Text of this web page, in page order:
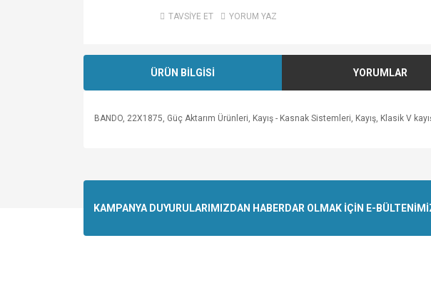
TAVSİYE ET YORUM YAZ
ÜRÜN BİLGİSİ YORUMLAR
BANDO, 22X1875, Güç Aktarım Ürünleri, Kayış - Kasnak Sistemleri, Kayış, Klasik V
Ürün resmi kalitesiz, bozuk veya görüntülenemiyor.
KAMPANYA DUYURULARIMIZDAN HABERDAR OLMAK İÇİN E-